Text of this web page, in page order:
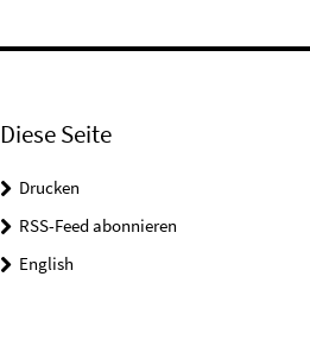
Diese Seite
Drucken
RSS-Feed abonnieren
English